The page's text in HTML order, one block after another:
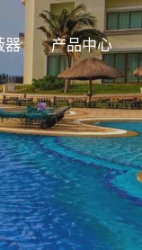
器 产品中心